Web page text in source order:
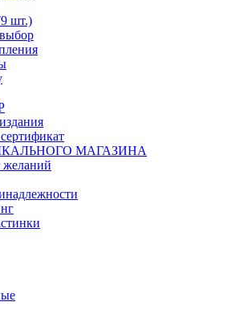
шт.)
МАГАЗИНА
желаний